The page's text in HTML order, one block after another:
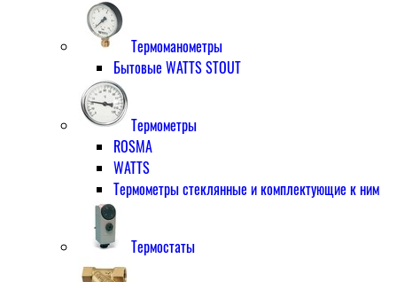
Термоманометры
Бытовые WATTS STOUT
Термометры
ROSMA
WATTS
Термометры стеклянные и комплектующие к ним
Термостаты